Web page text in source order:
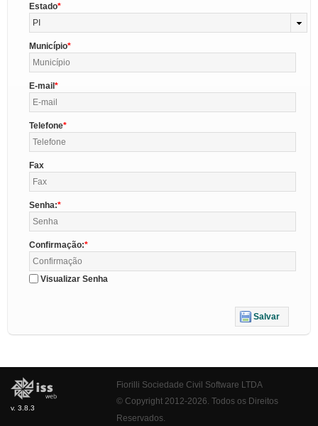
Estado
PI
Município
E-mail
Telefone
Fax
Senha:
Confirmação:
Visualizar Senha
Salvar
v. 3.8.3
Fiorilli Sociedade Civil Software LTDA
© Copyright 2012-2026. Todos os Direitos
Reservados.